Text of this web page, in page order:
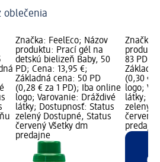
oblečenia
Značka: FeelEco; Názov
produktu: Prací gél na
detskú bielizeň Baby, 50
PD; Cena: 13,95 €;
Základná cena: 50 PD
(0,28 € za 1 PD); Iba online
logo; Varovanie: Dráždivé
látky; Dostupnosť: Status
zelený Dostupné, Status
červený Všetky dm
predajne
Značka:
83 PD;
(0,30 €
logo;
látky;
zelený
červený
predajne